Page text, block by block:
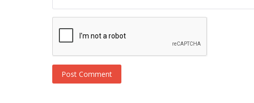
Post Comment